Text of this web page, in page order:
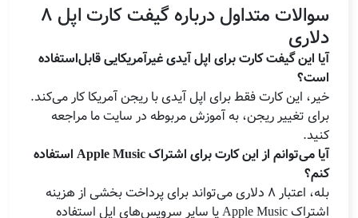
سوالات متداول درباره گیفت کارت اپل 8
دلاری
آیا این گیفت کارت برای اپل آیدی غیرآمریکایی قابل‌استفاده
است؟
خیر، این کارت فقط برای اپل آیدی با ریجن آمریکا کار می‌کند.
برای تغییر ریجن، به آموزش مربوطه در سایت ما مراجعه
کنید.
آیا می‌توانم از این کارت برای اشتراک Apple Music استفاده
کنم؟
بله، اعتبار 8 دلاری می‌تواند برای پرداخت بخشی از هزینه
اشتراک Apple Music یا سایر سرویس‌های اپل استفاده